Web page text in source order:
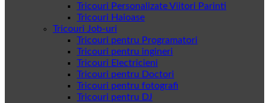
Tricouri Personalizate Viitori Parinti
Tricouri Haioase
Tricouri Job-uri
Tricouri pentru Programatori
Tricouri pentru ingineri
Tricouri Electricieni
Tricouri pentru Doctori
Tricouri pentru fotografi
Tricouri pentru DJ